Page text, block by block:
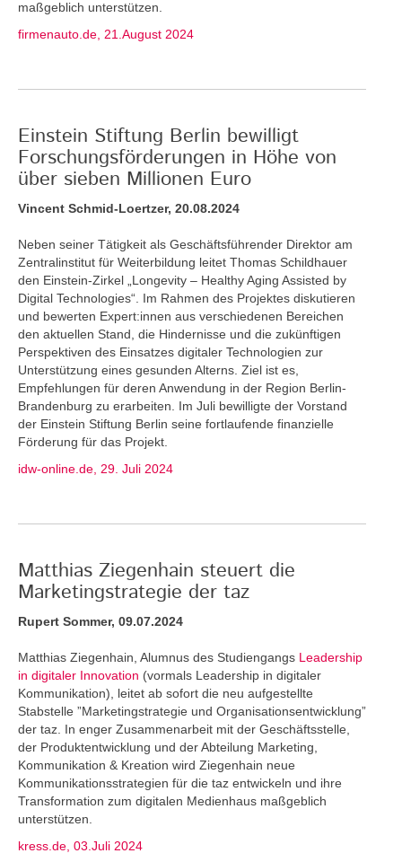
maßgeblich unterstützen.
firmenauto.de, 21.August 2024
Einstein Stiftung Berlin bewilligt
Forschungsförderungen in Höhe von
über sieben Millionen Euro
Vincent Schmid-Loertzer, 20.08.2024
Neben seiner Tätigkeit als Geschäftsführender Direktor am
Zentralinstitut für Weiterbildung leitet Thomas Schildhauer
den Einstein-Zirkel „Longevity – Healthy Aging Assisted by
Digital Technologies“. Im Rahmen des Projektes diskutieren
und bewerten Expert:innen aus verschiedenen Bereichen
den aktuellen Stand, die Hindernisse und die zukünftigen
Perspektiven des Einsatzes digitaler Technologien zur
Unterstützung eines gesunden Alterns. Ziel ist es,
Empfehlungen für deren Anwendung in der Region Berlin-
Brandenburg zu erarbeiten. Im Juli bewilligte der Vorstand
der Einstein Stiftung Berlin seine fortlaufende finanzielle
Förderung für das Projekt.
idw-online.de, 29. Juli 2024
Matthias Ziegenhain steuert die
Marketingstrategie der taz
Rupert Sommer, 09.07.2024
Matthias Ziegenhain, Alumnus des Studiengangs Leadership
in digitaler Innovation (vormals Leadership in digitaler
Kommunikation), leitet ab sofort die neu aufgestellte
Stabstelle ”Marketingstrategie und Organisationsentwicklung”
der taz. In enger Zusammenarbeit mit der Geschäftsstelle,
der Produktentwicklung und der Abteilung Marketing,
Kommunikation & Kreation wird Ziegenhain neue
Kommunikationsstrategien für die taz entwickeln und ihre
Transformation zum digitalen Medienhaus maßgeblich
unterstützen.
kress.de, 03.Juli 2024